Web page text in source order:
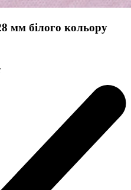
мм білого кольору